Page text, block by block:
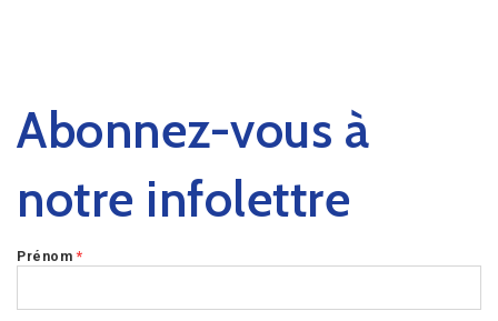
Abonnez-vous à
notre infolettre
Prénom *